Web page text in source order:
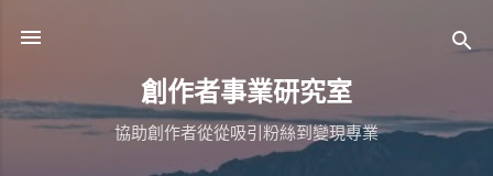
創作者事業研究室
協助創作者從從吸引粉絲到變現專業